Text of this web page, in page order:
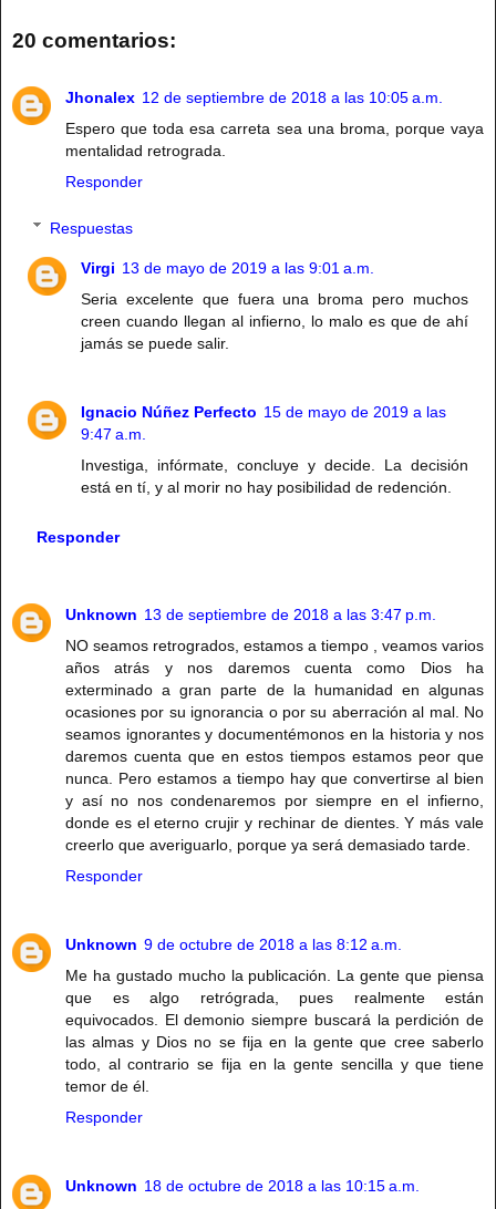
20 comentarios:
Jhonalex 12 de septiembre de 2018 a las 10:05 a.m.
Espero que toda esa carreta sea una broma, porque vaya
mentalidad retrograda.
Responder
Respuestas
Virgi 13 de mayo de 2019 a las 9:01 a.m.
Seria excelente que fuera una broma pero muchos
creen cuando llegan al infierno, lo malo es que de ahí
jamás se puede salir.
Ignacio Núñez Perfecto 15 de mayo de 2019 a las
9:47 a.m.
Investiga, infórmate, concluye y decide. La decisión
está en tí, y al morir no hay posibilidad de redención.
Responder
Unknown 13 de septiembre de 2018 a las 3:47 p.m.
NO seamos retrogrados, estamos a tiempo , veamos varios
años atrás y nos daremos cuenta como Dios ha
exterminado a gran parte de la humanidad en algunas
ocasiones por su ignorancia o por su aberración al mal. No
seamos ignorantes y documentémonos en la historia y nos
daremos cuenta que en estos tiempos estamos peor que
nunca. Pero estamos a tiempo hay que convertirse al bien
y así no nos condenaremos por siempre en el infierno,
donde es el eterno crujir y rechinar de dientes. Y más vale
creerlo que averiguarlo, porque ya será demasiado tarde.
Responder
Unknown 9 de octubre de 2018 a las 8:12 a.m.
Me ha gustado mucho la publicación. La gente que piensa
que es algo retrógrada, pues realmente están
equivocados. El demonio siempre buscará la perdición de
las almas y Dios no se fija en la gente que cree saberlo
todo, al contrario se fija en la gente sencilla y que tiene
temor de él.
Responder
Unknown 18 de octubre de 2018 a las 10:15 a.m.